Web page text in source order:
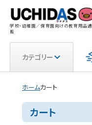
学校・幼稚園／保育園向けの教育用品通
販
カテゴリー
ホームカート
カート